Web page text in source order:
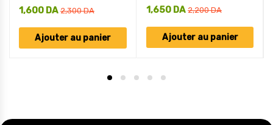
2,300DA
1,600 DA
Ajouter au panier
2,200DA
1,650 DA
Ajouter au panier